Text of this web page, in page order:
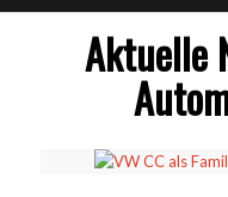
Aktuelle